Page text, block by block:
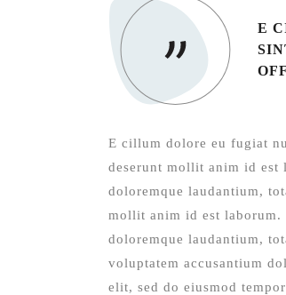
E
E cillum dolore eu fugiat
deserunt mollit anim id est
doloremque laudantium,
mollit anim id est laborum.
doloremque laudantium,
voluptatem accusantium
elit, sed do eiusmod